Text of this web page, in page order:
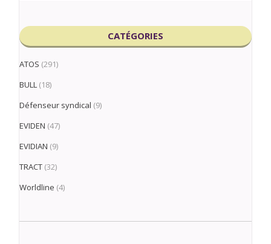
CATÉGORIES
ATOS (291)
BULL (18)
Défenseur syndical (9)
EVIDEN (47)
EVIDIAN (9)
TRACT (32)
Worldline (4)